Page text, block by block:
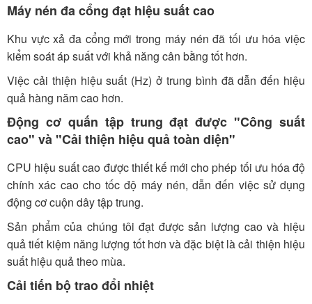
Máy nén đa cổng đạt hiệu suất cao
Khu vực xả đa cổng mới trong máy nén đã tối ưu hóa việc
kiểm soát áp suất với khả năng cân bằng tốt hơn.
Việc cải thiện hiệu suất (Hz) ở trung bình đã dẫn đến hiệu
quả hàng năm cao hơn.
Động cơ quấn tập trung đạt được "Công suất
cao" và "Cải thiện hiệu quả toàn diện"
CPU hiệu suất cao được thiết kế mới cho phép tối ưu hóa độ
chính xác cao cho tốc độ máy nén, dẫn đến việc sử dụng
động cơ cuộn dây tập trung.
Sản phẩm của chúng tôi đạt được sản lượng cao và hiệu
quả tiết kiệm năng lượng tốt hơn và đặc biệt là cải thiện hiệu
suất hiệu quả theo mùa.
Cải tiến bộ trao đổi nhiệt